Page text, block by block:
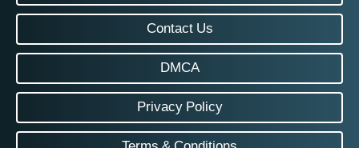
Contact Us
DMCA
Privacy Policy